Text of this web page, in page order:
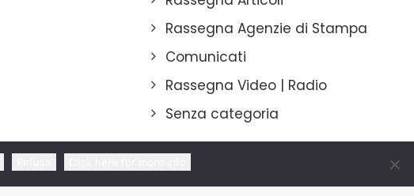
Rassegna Agenzie di Stampa
Comunicati
Rassegna Video | Radio
Senza categoria